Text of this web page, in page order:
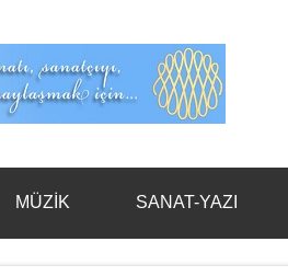
MÜZİK SANAT-YAZI